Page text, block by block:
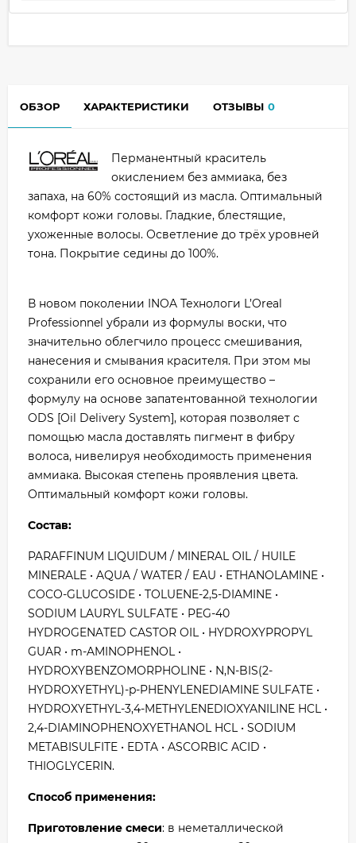
ОБЗОР ХАРАКТЕРИСТИКИ ОТЗЫВЫ 0
Перманентный краситель
окислением без аммиака, без
запаха, на 60% состоящий из масла. Оптимальный
комфорт кожи головы. Гладкие, блестящие,
ухоженные волосы. Осветление до трёх уровней
тона. Покрытие седины до 100%.
В новом поколении INOA Технологи L’Oreal
Professionnel убрали из формулы воски, что
значительно облегчило процесс смешивания,
нанесения и смывания красителя. При этом мы
сохранили его основное преимущество –
формулу на основе запатентованной технологии
ODS [Oil Delivery System], которая позволяет с
помощью масла доставлять пигмент в фибру
волоса, нивелируя необходимость применения
аммиака. Высокая степень проявления цвета.
Оптимальный комфорт кожи головы.
Состав:
PARAFFINUM LIQUIDUM / MINERAL OIL / HUILE
MINERALE • AQUA / WATER / EAU • ETHANOLAMINE •
COCO-GLUCOSIDE • TOLUENE-2,5-DIAMINE •
SODIUM LAURYL SULFATE • PEG-40
HYDROGENATED CASTOR OIL • HYDROXYPROPYL
GUAR • m-AMINOPHENOL •
HYDROXYBENZOMORPHOLINE • N,N-BIS(2-
HYDROXYETHYL)-p-PHENYLENEDIAMINE SULFATE •
HYDROXYETHYL-3,4-METHYLENEDIOXYANILINE HCL •
2,4-DIAMINOPHENOXYETHANOL HCL • SODIUM
METABISULFITE • EDTA • ASCORBIC ACID •
THIOGLYCERIN.
Способ применения:
Приготовление смеси: в неметаллической